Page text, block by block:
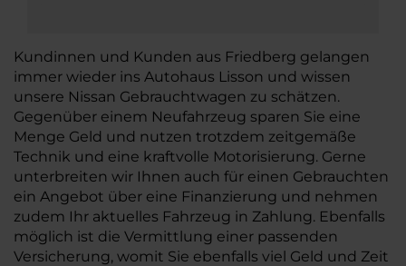
Kundinnen und Kunden aus Friedberg gelangen
immer wieder ins Autohaus Lisson und wissen
unsere Nissan Gebrauchtwagen zu schätzen.
Gegenüber einem Neufahrzeug sparen Sie eine
Menge Geld und nutzen trotzdem zeitgemäße
Technik und eine kraftvolle Motorisierung. Gerne
unterbreiten wir Ihnen auch für einen Gebrauchten
ein Angebot über eine Finanzierung und nehmen
zudem Ihr aktuelles Fahrzeug in Zahlung. Ebenfalls
möglich ist die Vermittlung einer passenden
Versicherung, womit Sie ebenfalls viel Geld und Zeit